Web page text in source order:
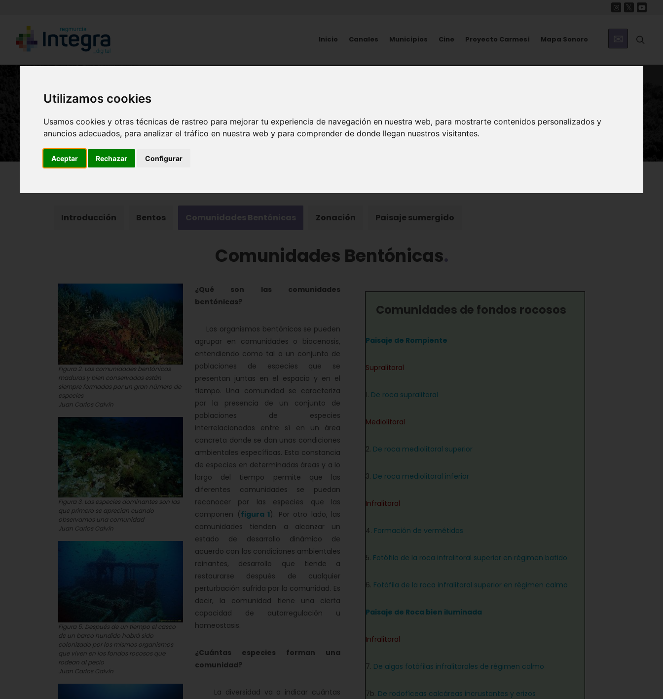
Utilizamos cookies
Usamos cookies y otras técnicas de rastreo para mejorar tu experiencia de navegación en nuestra web, para mostrarte contenidos personalizados y
anuncios adecuados, para analizar el tráfico en nuestra web y para comprender de donde llegan nuestros visitantes.
Aceptar Rechazar Configurar
Inicio Canales Municipios Cine Proyecto Carmesí Mapa Sonoro
Vida en los fondos
Introducción Bentos Comunidades Bentónicas Zonación Paisaje sumergido
Comunidades Bentónicas
Comunidades de fondos rocosos
Paisaje de Rompiente
Supralitoral
1. De roca supralitoral
Mediolitoral
2. De roca mediolitoral superior
3. De roca mediolitoral inferior
Infralitoral
4. Formación de vermétidos
5. Fotófila de la roca infralitoral superior en régimen batido
6. Fotófila de la roca infralitoral superior en régimen calmo
Paisaje de Roca bien iluminada
Infralitoral
7. De algas fotófilas infralitorales de régimen calmo
7b. De rodofíceas calcáreas incrustantes y erizos
¿Qué son las comunidades
bentónicas?
Los organismos bentónicos se pueden
agrupar en comunidades o biocenosis,
entendiendo como tal a un conjunto de
poblaciones de especies que se
presentan juntas en el espacio y en el
tiempo. Una comunidad se caracteriza
por la presencia de un conjunto de
poblaciones de especies
interrelacionadas entre sí en un área
concreta donde se dan unas condiciones
ambientales específicas. Esta constancia
de especies en determinadas áreas y a lo
largo del tiempo permite que las
diferentes comunidades se puedan
reconocer por las especies que las
componen (figura 1). Por otro lado, las
comunidades tienden a alcanzar un
estado de desarrollo dinámico de
acuerdo con las condiciones ambientales
reinantes, desarrollo que tiende a
restaurarse después de cualquier
perturbación sufrida por la comunidad. Es
decir, la comunidad tiene una cierta
capacidad de autorregulación u
homeostasis.
¿Cuántas especies forman una
comunidad?
La diversidad va a indicar cuántas
Figura 2. Las comunidades bentónicas
maduras y bien conservadas están
siempre formadas por un gran número de
especies
Juan Carlos Calvín
Figura 3. Las especies dominantes son las
que primero se aprecian cuando
observamos una comunidad
Juan Carlos Calvín
Figura 5. Después de un tiempo el casco
de un barco hundido habrá sido
colonizado por los mismos organismos
que viven en los fondos rocosos que
rodean al pecio
Juan Carlos Calvín